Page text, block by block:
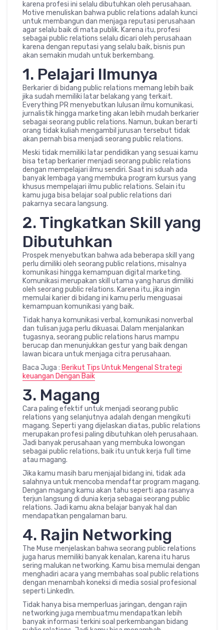
karena profesi ini selalu dibutuhkan oleh perusahaan.
Motive menuliskan bahwa public relations adalah kunci
untuk membangun dan menjaga reputasi perusahaan
agar selalu baik di mata publik. Karena itu, profesi
sebagai public relations selalu dicari oleh perusahaan
karena dengan reputasi yang selalu baik, bisnis pun
akan semakin mudah untuk berkembang.
1. Pelajari Ilmunya
Berkarier di bidang public relations memang lebih baik
jika sudah memiliki latar belakang yang terkait.
Everything PR menyebutkan lulusan ilmu komunikasi,
jurnalistik hingga marketing akan lebih mudah berkarier
sebagai seorang public relations. Namun, bukan berarti
orang tidak kuliah mengambil jurusan tersebut tidak
akan pernah bisa menjadi seorang public relations.
Meski tidak memiliki latar pendidikan yang sesuai kamu
bisa tetap berkarier menjadi seorang public relations
dengan mempelajari ilmu sendiri. Saat ini sduah ada
banyak lembaga yang membuka program kursus yang
khusus mempelajari ilmu public relations. Selain itu
kamu juga bisa belajar soal public relations dari
pakarnya secara langsung.
2. Tingkatkan Skill yang
Dibutuhkan
Prospek menyebutkan bahwa ada beberapa skill yang
perlu dimiliki oleh seorang public relations, misalnya
komunikasi hingga kemampuan digital marketing.
Komunikasi merupakan skill utama yang harus dimiliki
oleh seorang public relations. Karena itu, jika ingin
memulai karier di bidang ini kamu perlu menguasai
kemampuan komunikasi yang baik.
Tidak hanya komunikasi verbal, komunikasi nonverbal
dan tulisan juga perlu dikuasai. Dalam menjalankan
tugasnya, seorang public relations harus mampu
berucap dan menunjukkan gestur yang baik dengan
lawan bicara untuk menjaga citra perusahaan.
Baca Juga : Berikut Tips Untuk Mengenal Strategi
keuangan Dengan Baik
3. Magang
Cara paling efektif untuk menjadi seorang public
relations yang selanjutnya adalah dengan mengikuti
magang. Seperti yang dijelaskan diatas, public relations
merupakan profesi paling dibutuhkan oleh perusahaan.
Jadi banyak perusahaan yang membuka lowongan
sebagai public relations, baik itu untuk kerja full time
atau magang.
Jika kamu masih baru menjajal bidang ini, tidak ada
salahnya untuk mencoba mendaftar program magang.
Dengan magang kamu akan tahu seperti apa rasanya
terjun langsung di dunia kerja sebagai seorang public
relations. Jadi kamu akna belajar banyak hal dan
mendapatkan pengalaman baru.
4. Rajin Networking
The Muse menjelaskan bahwa seorang public relations
juga harus memiliki banyak kenalan, karena itu harus
sering malukan networking. Kamu bisa memulai dengan
menghadiri acara yang membahas soal public relations
dengan menambah koneksi di media sosial profesional
seperti Linkedln.
Tidak hanya bisa memperluas jaringan, dengan rajin
networking juga membuatmu mendapatkan lebih
banyak informasi terkini soal perkembangan bidang